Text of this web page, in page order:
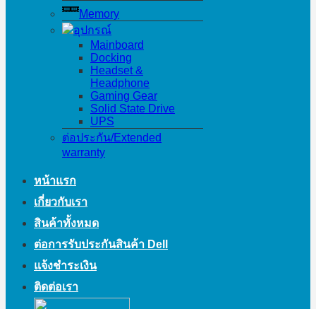
Memory
อุปกรณ์
Mainboard
Docking
Headset &
Headphone
Gaming Gear
Solid State Drive
UPS
ต่อประกัน/Extended
warranty
หน้าแรก
เกี่ยวกับเรา
สินค้าทั้งหมด
ต่อการรับประกันสินค้า Dell
แจ้งชำระเงิน
ติดต่อเรา